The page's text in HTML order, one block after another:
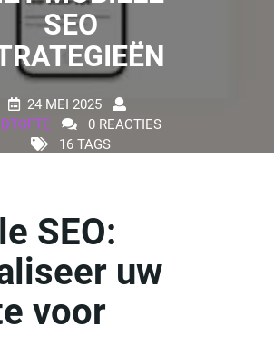
SEO
24 MEI 2025
0 REACTIES
16 TAGS
SEO:
uw
voor